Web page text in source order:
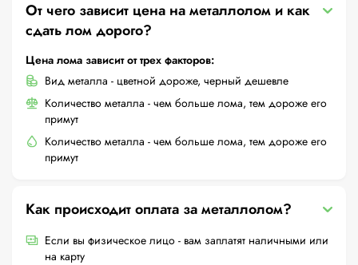
От чего зависит цена на металлолом и как
сдать лом дорого?
Цена лома зависит от трех факторов:
Вид металла - цветной дороже, черный дешевле
Количество металла - чем больше лома, тем дороже его
примут
Количество металла - чем больше лома, тем дороже его
примут
Как происходит оплата за металлолом?
Если вы физическое лицо - вам заплатят наличными или
на карту